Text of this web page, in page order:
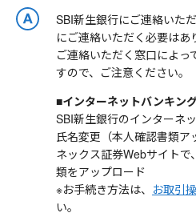
SBI新生銀行にご連絡いた
にご連絡いただく必要はあ
ご連絡いただく窓口によっ
すので、ご注意ください。
■インターネットバンキン
SBI新生銀行のインターネ
氏名変更（本人確認書類
ネックス証券Webサイト
類をアップロード
※お手続き方法は、 お取引
い。